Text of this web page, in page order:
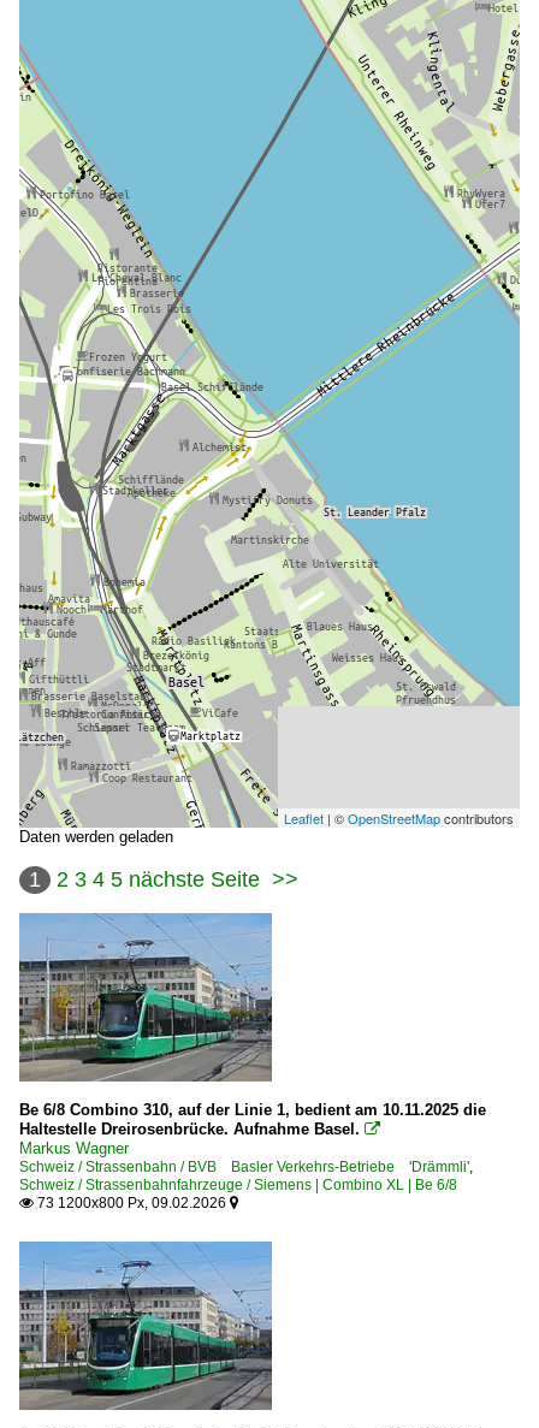
Leaflet | ©OpenStreetMapcontributors
Daten werden geladen
1 2 3 4 5 nächste Seite >>
Be 6/8 Combino 310, auf der Linie 1, bedient am 10.11.2025 die
Haltestelle Dreirosenbrücke. Aufnahme Basel. 
Markus Wagner
Schweiz / Strassenbahn / BVB Basler Verkehrs-Betriebe 'Drämmli',
Schweiz / Strassenbahnfahrzeuge / Siemens | Combino XL | Be 6/8
 73 1200x800 Px, 09.02.2026 